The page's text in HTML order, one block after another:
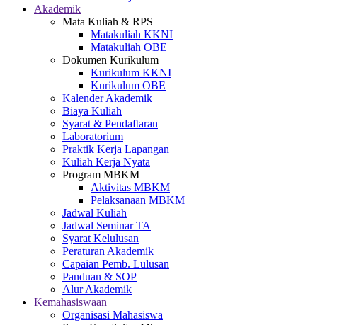
Akademik
Mata Kuliah & RPS
Matakuliah KKNI
Matakuliah OBE
Dokumen Kurikulum
Kurikulum KKNI
Kurikulum OBE
Kalender Akademik
Biaya Kuliah
Syarat & Pendaftaran
Laboratorium
Praktik Kerja Lapangan
Kuliah Kerja Nyata
Program MBKM
Aktivitas MBKM
Pelaksanaan MBKM
Jadwal Kuliah
Jadwal Seminar TA
Syarat Kelulusan
Peraturan Akademik
Capaian Pemb. Lulusan
Panduan & SOP
Alur Akademik
Kemahasiswaan
Organisasi Mahasiswa